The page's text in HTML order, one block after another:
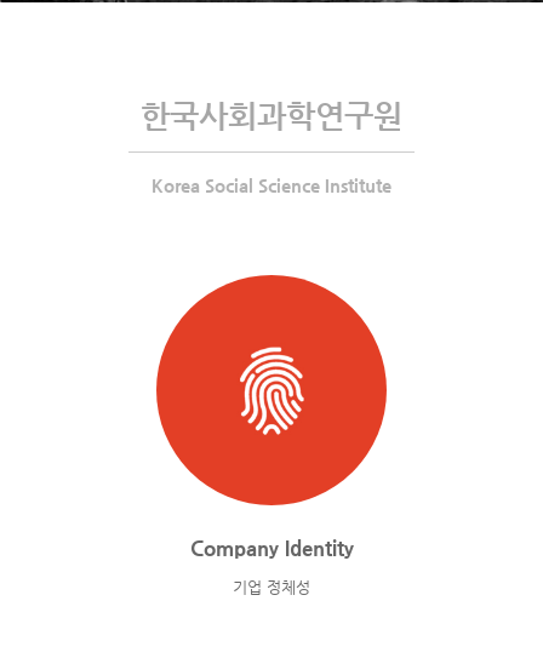
한국사회과학연구원
Korea Social Science Institute
Company Identity
기업 정체성